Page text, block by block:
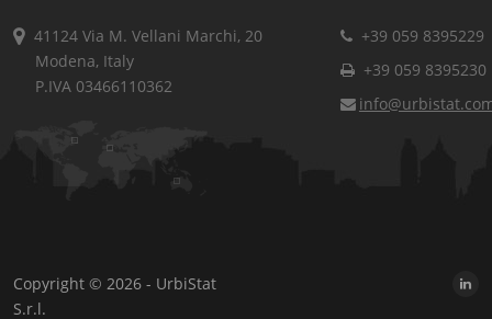
41124 Via M. Vellani Marchi, 20
Modena, Italy
P.IVA 03466110362
+39 059 8395229
+39 059 8395230
Copyright © 2026 - UrbiStat
S.r.l.